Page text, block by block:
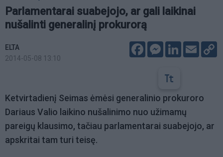
Parlamentarai suabejojo, ar gali laikinai
nušalinti generalinį prokurorą
ELTA
2014-05-08 13:10
FacebookMessenger
LinkedIn
Email
Ketvirtadienį Seimas ėmėsi generalinio prokuroro
Dariaus Valio laikino nušalinimo nuo užimamų
pareigų klausimo, tačiau parlamentarai suabejojo, ar
apskritai tam turi teisę.